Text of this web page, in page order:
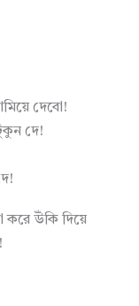
দেবো!
দে!
উঁকি দিয়ে